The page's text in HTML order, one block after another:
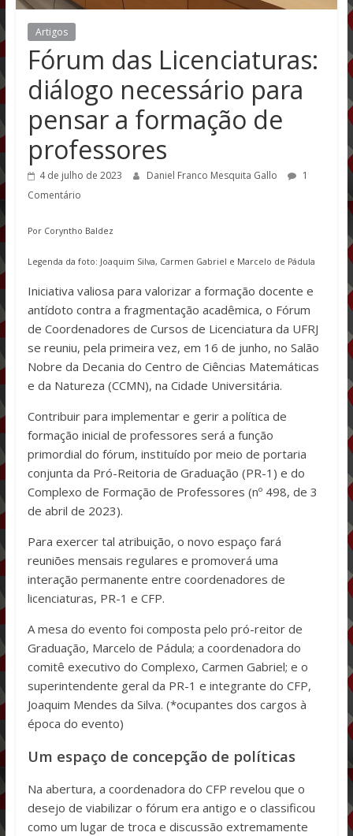
Artigos
Fórum das Licenciaturas:
diálogo necessário para
pensar a formação de
professores
4 de julho de 2023 Daniel Franco Mesquita Gallo
1
Comentário
Por Coryntho Baldez
Legenda da foto: Joaquim Silva, Carmen Gabriel e Marcelo de Pádula
Iniciativa valiosa para valorizar a formação docente e
antídoto contra a fragmentação acadêmica, o Fórum
de Coordenadores de Cursos de Licenciatura da UFRJ
se reuniu, pela primeira vez, em 16 de junho, no Salão
Nobre da Decania do Centro de Ciências Matemáticas
e da Natureza (CCMN), na Cidade Universitária.
Contribuir para implementar e gerir a política de
formação inicial de professores será a função
primordial do fórum, instituído por meio de portaria
conjunta da Pró-Reitoria de Graduação (PR-1) e do
Complexo de Formação de Professores (nº 498, de 3
de abril de 2023).
Para exercer tal atribuição, o novo espaço fará
reuniões mensais regulares e promoverá uma
interação permanente entre coordenadores de
licenciaturas, PR-1 e CFP.
A mesa do evento foi composta pelo pró-reitor de
Graduação, Marcelo de Pádula; a coordenadora do
comitê executivo do Complexo, Carmen Gabriel; e o
superintendente geral da PR-1 e integrante do CFP,
Joaquim Mendes da Silva. (*ocupantes dos cargos à
época do evento)
Um espaço de concepção de políticas
Na abertura, a coordenadora do CFP revelou que o
desejo de viabilizar o fórum era antigo e o classificou
como um lugar de troca e discussão extremamente